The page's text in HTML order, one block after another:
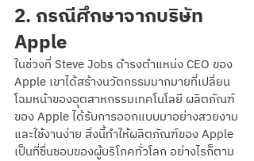
2. กรณีศึกษาจากบริษัท
Apple
ในช่วงที่ Steve Jobs ดำรงตำแหน่ง CEO ของ
Apple เขาได้สร้างนวัตกรรมมากมายที่เปลี่ยน
โฉมหน้าของอุตสาหกรรมเทคโนโลยี ผลิตภัณฑ์
ของ Apple ได้รับการออกแบบมาอย่างสวยงาม
และใช้งานง่าย สิ่งนี้ทำให้ผลิตภัณฑ์ของ Apple
เป็นที่ชื่นชอบของผู้บริโภคทั่วโลก อย่างไรก็ตาม